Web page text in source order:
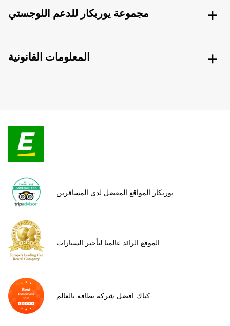
مجموعة يوربكار للدعم اللوجستي
المعلومات القانونية
يوربكار المواقع المفضل لدى المسافرين
الموقع الرائد عالميا لتأجير السيارات
كياك افضل شركة نظافه بالعالم